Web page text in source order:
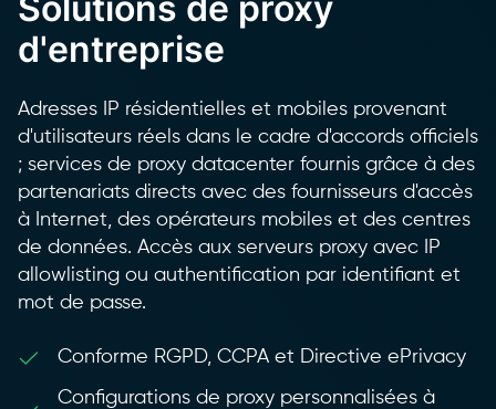
d'entreprise
Adresses IP résidentielles et mobiles provenant
d'utilisateurs réels dans le cadre d'accords officiels
; services de proxy datacenter fournis grâce à des
partenariats directs avec des fournisseurs d'accès
à Internet, des opérateurs mobiles et des centres
de données. Accès aux serveurs proxy avec IP
allowlisting ou authentification par identifiant et
mot de passe.
Conforme RGPD, CCPA et Directive ePrivacy
Configurations de proxy personnalisées à